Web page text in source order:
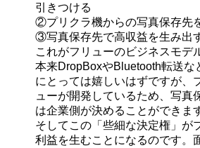
引きつける
②プリクラ機からの写真保存先
③写真保存先で高収益を生み出
これがフリューのビジネスモデ
本来DropBoxやBluetooth転送な
にとっては嬉しいはずですが、
ューが開発しているため、写真
は企業側が決めることができま
そしてこの「些細な決定権」が
利益を生むことになるのです。